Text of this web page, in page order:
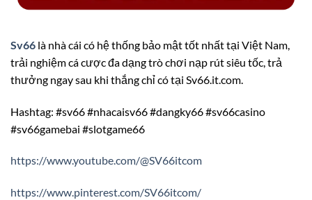
Sv66 là nhà cái có hệ thống bảo mật tốt nhất tại Việt Nam,
trải nghiệm cá cược đa dạng trò chơi nạp rút siêu tốc, trả
thưởng ngay sau khi thắng chỉ có tại Sv66.it.com.
Hashtag: #sv66 #nhacaisv66 #dangky66 #sv66casino
#sv66gamebai #slotgame66
https://www.youtube.com/@SV66itcom
https://www.pinterest.com/SV66itcom/